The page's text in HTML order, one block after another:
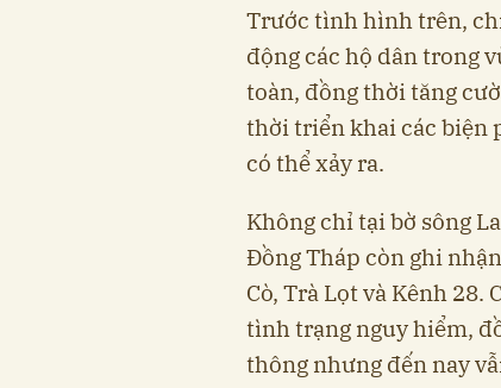
Trước tình hình trên,
động các hộ dân trong
toàn, đồng thời tăng
thời triển khai các biện
có thể xảy ra.
Không chỉ tại bờ sông
Đồng Tháp còn ghi
Cò, Trà Lọt và Kênh 28.
tình trạng nguy hiểm,
thông nhưng đến nay